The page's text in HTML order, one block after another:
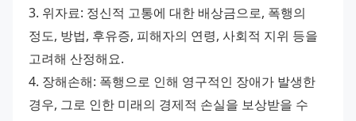
3. 위자료: 정신적 고통에 대한 배상금으로, 폭행의
정도, 방법, 후유증, 피해자의 연령, 사회적 지위 등을
고려해 산정해요.
4. 장해손해: 폭행으로 인해 영구적인 장애가 발생한
경우, 그로 인한 미래의 경제적 손실을 보상받을 수